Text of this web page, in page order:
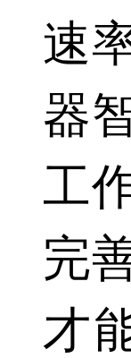
速
器
工
完
才